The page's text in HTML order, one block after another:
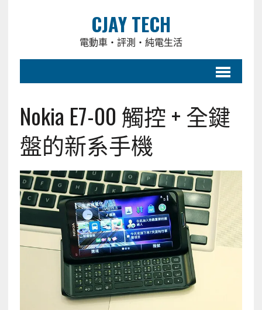
CJAY TECH
電動車・評測・純電生活
Nokia E7-00 觸控 + 全鍵
盤的新系手機